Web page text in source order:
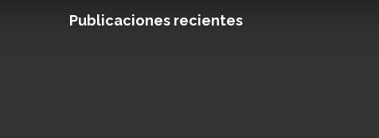
Publicaciones recientes